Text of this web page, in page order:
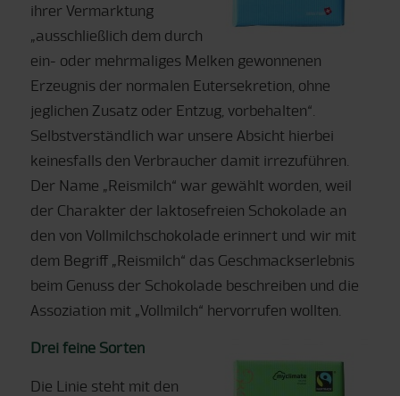
ihrer Vermarktung
„ausschließlich dem durch
ein- oder mehrmaliges Melken gewonnenen
Erzeugnis der normalen Eutersekretion, ohne
jeglichen Zusatz oder Entzug, vorbehalten“.
Selbstverständlich war unsere Absicht hierbei
keinesfalls den Verbraucher damit irrezuführen.
Der Name „Reismilch“ war gewählt worden, weil
der Charakter der laktosefreien Schokolade an
den von Vollmilchschokolade erinnert und wir mit
dem Begriff „Reismilch“ das Geschmackserlebnis
beim Genuss der Schokolade beschreiben und die
Assoziation mit „Vollmilch“ hervorrufen wollten.
Drei feine Sorten
Die Linie steht mit den